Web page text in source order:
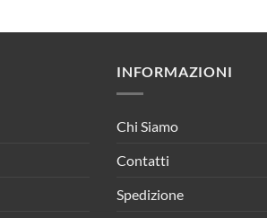
INFORMAZIONI
Chi Siamo
Contatti
Spedizione